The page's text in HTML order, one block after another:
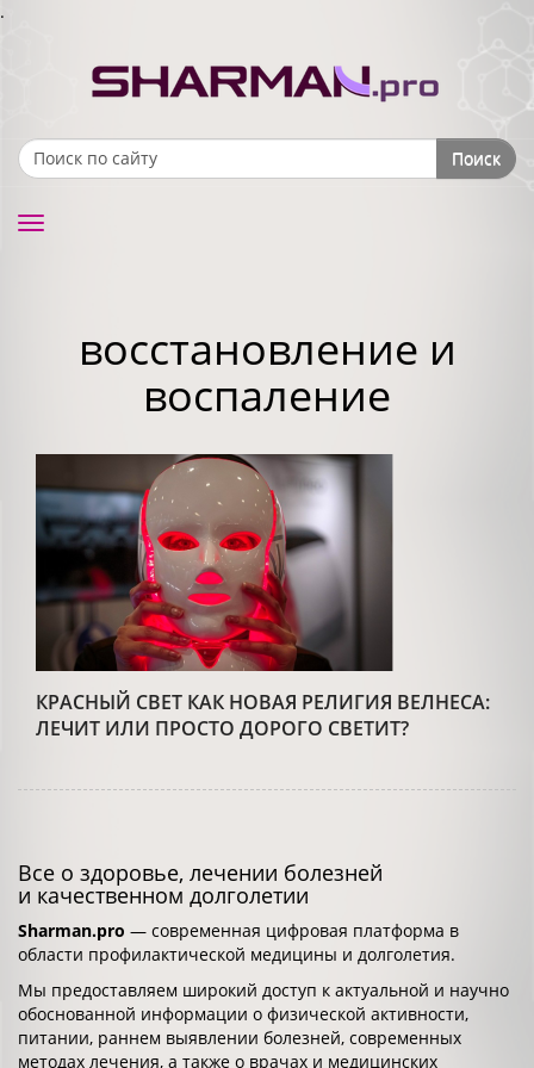
.
Search form Поиск
Toggle
восстановление и
воспаление
КРАСНЫЙ СВЕТ КАК НОВАЯ РЕЛИГИЯ ВЕЛНЕСА:
ЛЕЧИТ ИЛИ ПРОСТО ДОРОГО СВЕТИТ?
Все о здоровье, лечении болезней
и качественном долголетии
Sharman.pro — современная цифровая платформа в
области профилактической медицины и долголетия.
Мы предоставляем широкий доступ к актуальной и научно
обоснованной информации о физической активности,
питании, раннем выявлении болезней, современных
методах лечения, а также о врачах и медицинских